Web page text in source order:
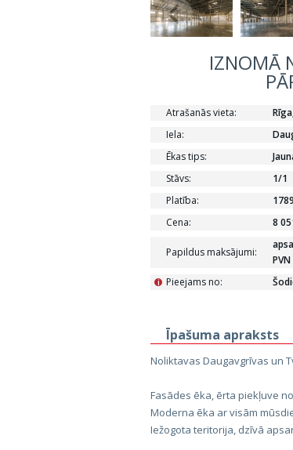
IZNOMĀ
Atrašanās vieta:
Iela:
Ēkas tips:
Stāvs:
1/1
Platība:
Cena:
8
Papildus maksājumi:
Pieejams no:
i
Īpašuma apraksts
Noliktavas Daugavgrīvas un
Fasādes ēka, ērta piekļuve
Moderna ēka ar visām
Iežogota teritorija, dzīvā